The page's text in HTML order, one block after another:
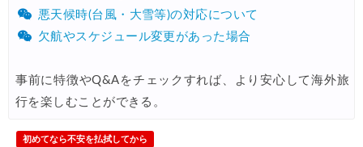
悪天候時(台風・大雪等)の対応について
欠航やスケジュール変更があった場合
事前に特徴やQ&Aをチェックすれば、より安心して海外旅
行を楽しむことができる。
初めてなら不安を払拭してから